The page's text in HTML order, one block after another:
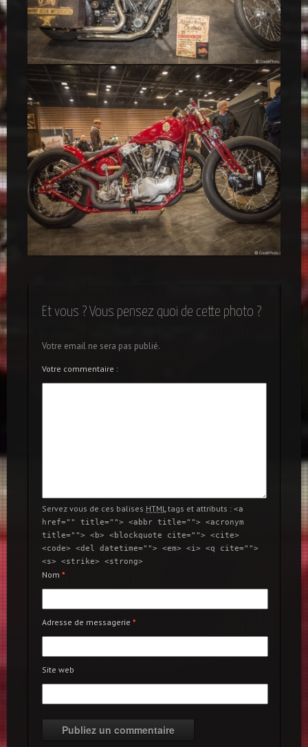
Daddyboy Old Custom
Et vous ? Vous pensez quoi de cette photo ?
Votre email ne sera pas publié.
Votre commentaire :
Servez vous de ces balises HTML tags et attributs : <a
href="" title=""> <abbr title=""> <acronym
title=""> <b> <blockquote cite=""> <cite>
<code> <del datetime=""> <em> <i> <q cite="">
<s> <strike> <strong>
Nom *
Adresse de messagerie *
Site web